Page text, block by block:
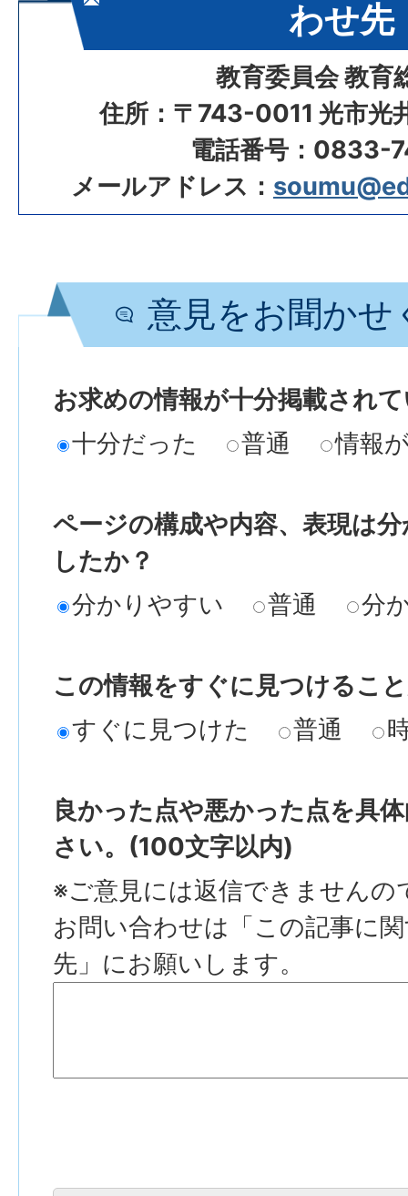
わせ先
教育委員会 教育
住所：〒743-0011 光市光
電話番号：0833-
メールアドレス：
意見をお聞かせ
お求めの情報が十分掲載され
十分だった
普通 情報
ページの構成や内容、表現は
したか？
分かりやすい
普通 分
この情報をすぐに見つけるこ
すぐに見つけた
普通
良かった点や悪かった点を具
さい。(100文字以内)
※ご意見には返信できませんの
お問い合わせは「この記事に
先」にお願いします。